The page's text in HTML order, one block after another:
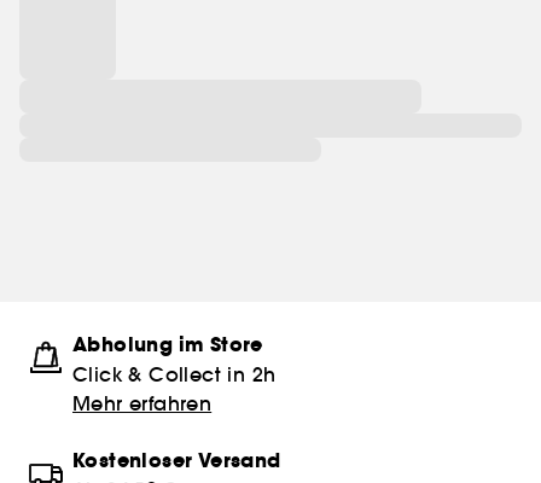
Abholung im Store
Click & Collect in 2h
Mehr erfahren
Kostenloser Versand